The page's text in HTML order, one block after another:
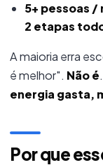
5+ pessoas
2 etapas
A maioria erra
é melhor". Não é
energia gasta,
Por que